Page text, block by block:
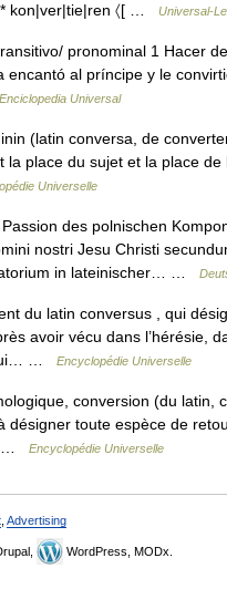
kon|ver|tie|ren 〈[ …
Universal-
pronominal 1 Hacer
al príncipe y le
Enciclopedia Universal
(latin conversa, de
place du sujet et la place
Universelle
des polnischen
nostri Jesu Christi
in lateinischer… …
du latin conversus , qui
avoir vécu dans l’hérésie,
…
Encyclopédie Universelle
conversion (du latin,
toute espèce de
…
Encyclopédie Universelle
Advertising
WordPress, MODx.